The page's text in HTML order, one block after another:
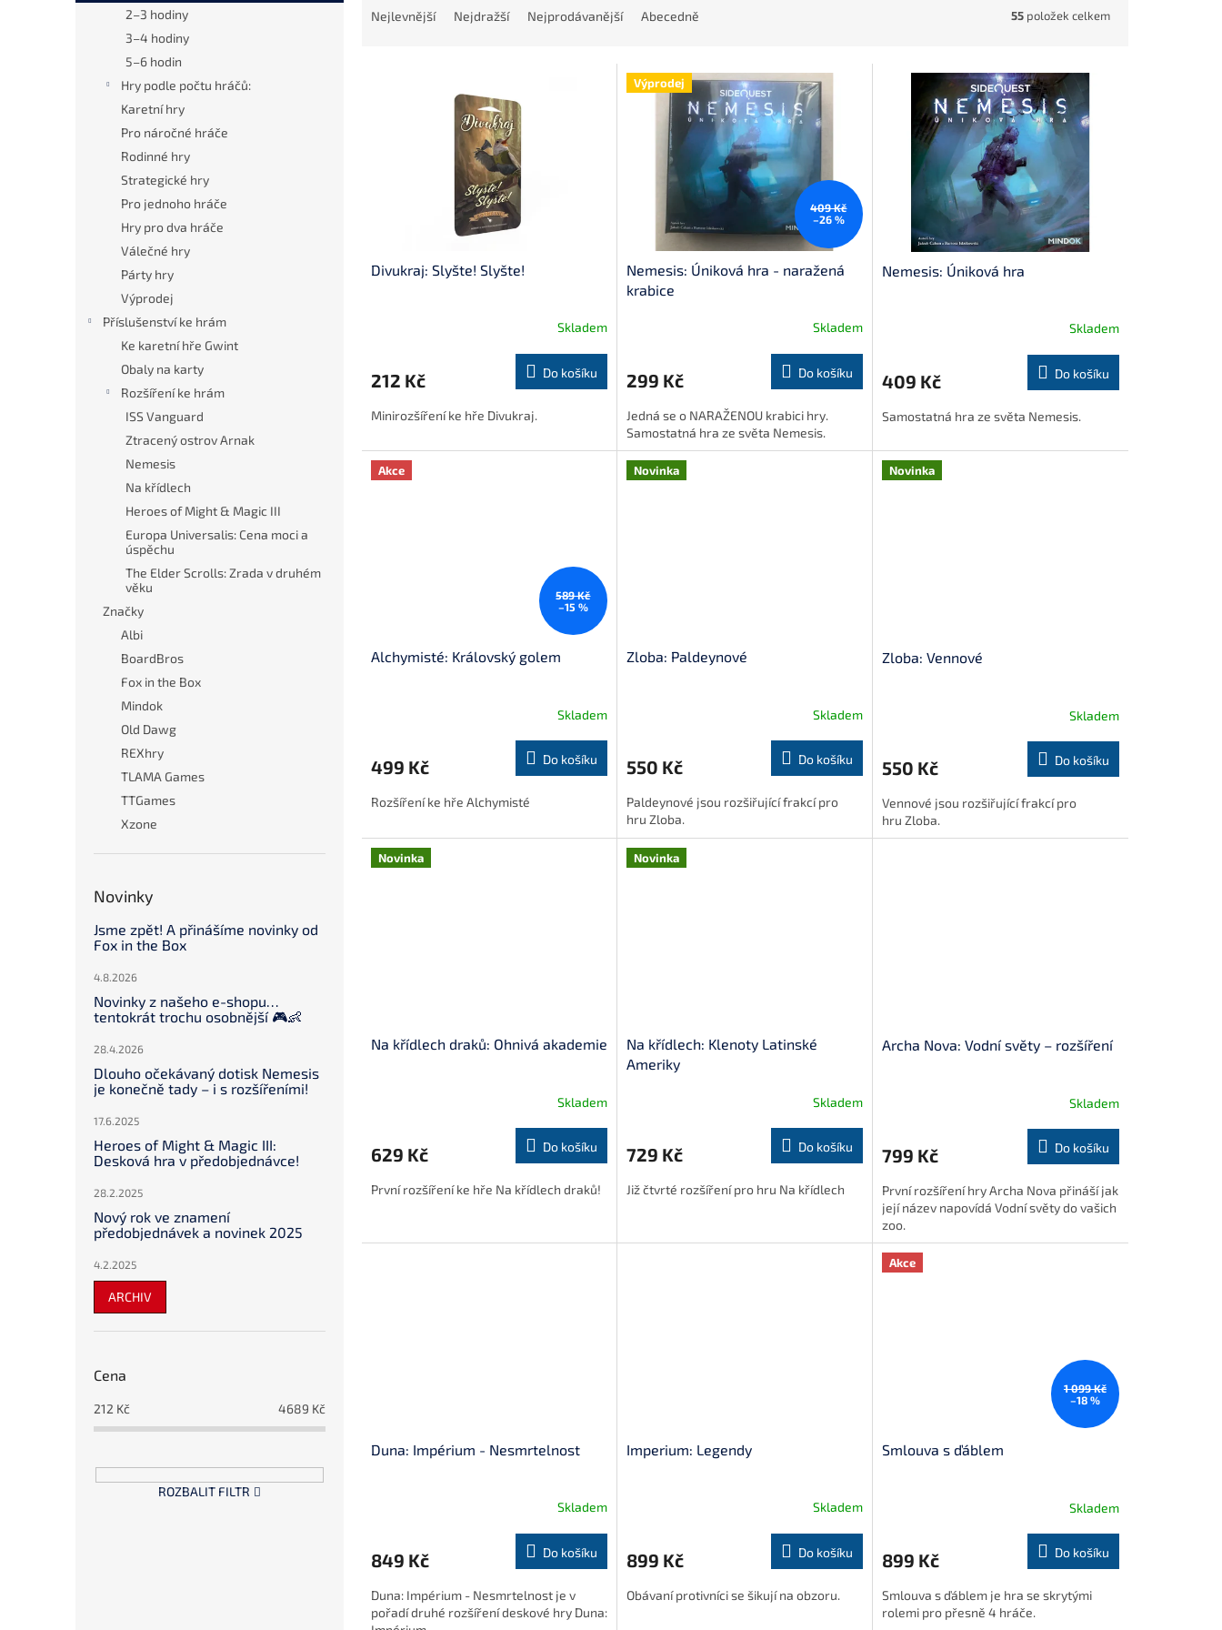
n
2–3 hodiny
3–4 hodiny
5–6 hodin
Hry podle počtu hráčů:
Karetní hry
Pro náročné hráče
Rodinné hry
Strategické hry
Pro jednoho hráče
Hry pro dva hráče
Válečné hry
Párty hry
Výprodej
Příslušenství ke hrám
Ke karetní hře Gwint
Obaly na karty
Rozšíření ke hrám
ISS Vanguard
Ztracený ostrov Arnak
Nemesis
Na křídlech
Heroes of Might & Magic III
Europa Universalis: Cena moci a
úspěchu
The Elder Scrolls: Zrada v druhém
věku
Značky
Albi
BoardBros
Fox in the Box
Mindok
Old Dawg
REXhry
TLAMA Games
TTGames
Xzone
Novinky
Jsme zpět! A přinášíme novinky od
Fox in the Box
4.8.2026
Novinky z našeho e-shopu…
tentokrát trochu osobnější 🎮👶
28.4.2026
Dlouho očekávaný dotisk Nemesis
je konečně tady – i s rozšířeními!
17.6.2025
Heroes of Might & Magic III:
Desková hra v předobjednávce!
28.2.2025
Nový rok ve znamení
předobjednávek a novinek 2025
4.2.2025
ARCHIV
Cena
212 Kč 4689 Kč
ROZBALIT FILTR
Nejlevnější Nejdražší Nejprodávanější Abecedně 55 položek celkem
Divukraj: Slyšte! Slyšte!
Skladem
212 Kč Do košíku
Minirozšíření ke hře Divukraj.
Výprodej
409 Kč
–26 %
Nemesis: Úniková hra - naražená
krabice
Skladem
299 Kč Do košíku
Jedná se o NARAŽENOU krabici hry.
Samostatná hra ze světa Nemesis.
Nemesis: Úniková hra
Skladem
409 Kč Do košíku
Samostatná hra ze světa Nemesis.
Akce
589 Kč
–15 %
Alchymisté: Královský golem
Skladem
499 Kč Do košíku
Rozšíření ke hře Alchymisté
Novinka
Zloba: Paldeynové
Skladem
550 Kč Do košíku
Paldeynové jsou rozšiřující frakcí pro
hru Zloba.
Novinka
Zloba: Vennové
Skladem
550 Kč Do košíku
Vennové jsou rozšiřující frakcí pro
hru Zloba.
Novinka
Na křídlech draků: Ohnivá akademie
Skladem
629 Kč Do košíku
První rozšíření ke hře Na křídlech draků!
Novinka
Na křídlech: Klenoty Latinské
Ameriky
Skladem
729 Kč Do košíku
Již čtvrté rozšíření pro hru Na křídlech
Archa Nova: Vodní světy – rozšíření
Skladem
799 Kč Do košíku
První rozšíření hry Archa Nova přináší jak
její název napovídá Vodní světy do vašich
zoo.
Duna: Impérium - Nesmrtelnost
Skladem
849 Kč Do košíku
Duna: Impérium - Nesmrtelnost je v
pořadí druhé rozšíření deskové hry Duna:
Imperium: Legendy
Skladem
899 Kč Do košíku
Obávaní protivníci se šikují na obzoru.
Akce
1 099 Kč
–18 %
Smlouva s ďáblem
Skladem
899 Kč Do košíku
Smlouva s ďáblem je hra se skrytými
rolemi pro přesně 4 hráče.